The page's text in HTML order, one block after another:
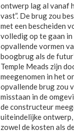
ontwerp lag al vanaf
vast”. De brug zou
met een bescheiden
volledig op te gaan
opvallende vormen
boogbrug als de
Temple Meads zijn
meegenomen in het
opvallende brug zou
misstaan in de
de constructeur
uiteindelijke
zowel de kosten als